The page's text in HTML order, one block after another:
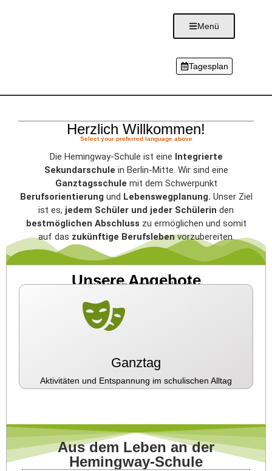
Menü
Tagesplan
Herzlich Willkommen!
Select your preferred language above
Die Hemingway-Schule ist eine Integrierte
Sekundarschule in Berlin-Mitte. Wir sind eine
Ganztagsschule mit dem Schwerpunkt
Berufsorientierung und Lebenswegplanung. Unser Ziel
ist es, jedem Schüler und jeder Schülerin den
bestmöglichen Abschluss zu ermöglichen und somit
auf das zukünftige Berufslebenvorzubereiten.
Unsere Angebote
(ein Klick für detaillierte Infos)
Ganztag
Aktivitäten und Entspannung im schulischen Alltag
Aus dem Leben an der
Hemingway-Schule